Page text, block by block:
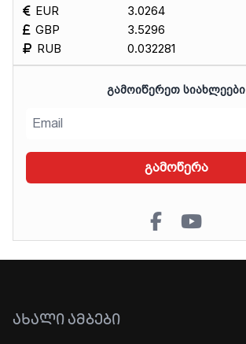
EUR
GBP
RUB
3.0264
3.5296
0.032281
ᲒᲐᲛᲝᲘᲬᲔᲠᲔᲗ ᲡᲘᲐᲮᲚᲔᲔᲑᲘ
გამოწერა
ᲐᲮᲐᲚᲘ ᲐᲛᲑᲔᲑᲘ